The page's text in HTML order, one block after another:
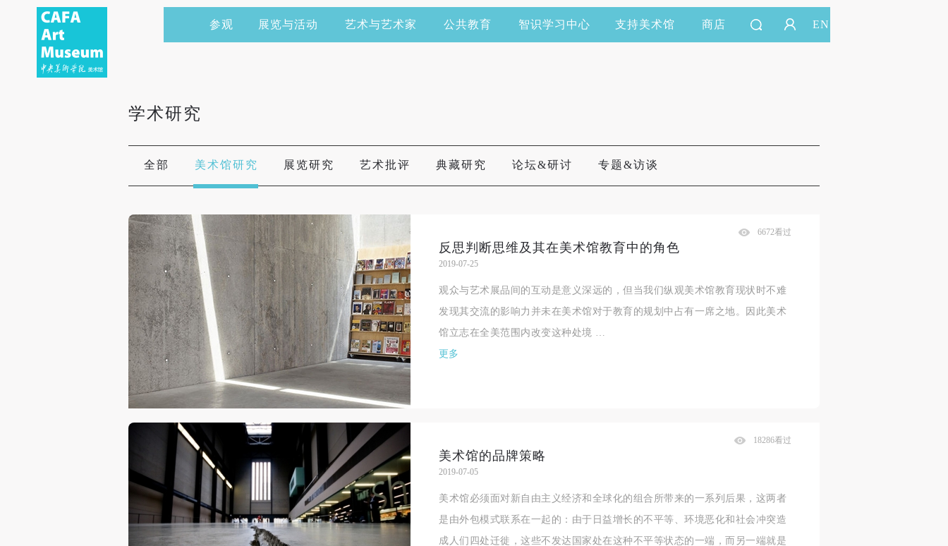
参观 展览与活动 艺术与艺术家 公共教育 智识学习中心 支持美术馆 商店 EN
数字美术馆
资讯
志愿者
合作伙伴
学术研究
全部 美术馆研究 展览研究 艺术批评 典藏研究 论坛&研讨 专题&访谈
反思判断思维及其在美术馆教育中的角色
2019-07-25
6672看过
观众与艺术展品间的互动是意义深远的，但当我们纵观美术馆教育现状时不难
发现其交流的影响力并未在美术馆对于教育的规划中占有一席之地。因此美术
馆立志在全美范围内改变这种处境 …
更多
美术馆的品牌策略
2019-07-05
18286看过
美术馆必须面对新自由主义经济和全球化的组合所带来的一系列后果，这两者
是由外包模式联系在一起的：由于日益增长的不平等、环境恶化和社会冲突造
成人们四处迁徙，这些不发达国家处在这种不平等状态的一端，而另一端就是